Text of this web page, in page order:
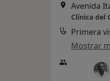
Avenida
Clínica del
Primera
Mostrar